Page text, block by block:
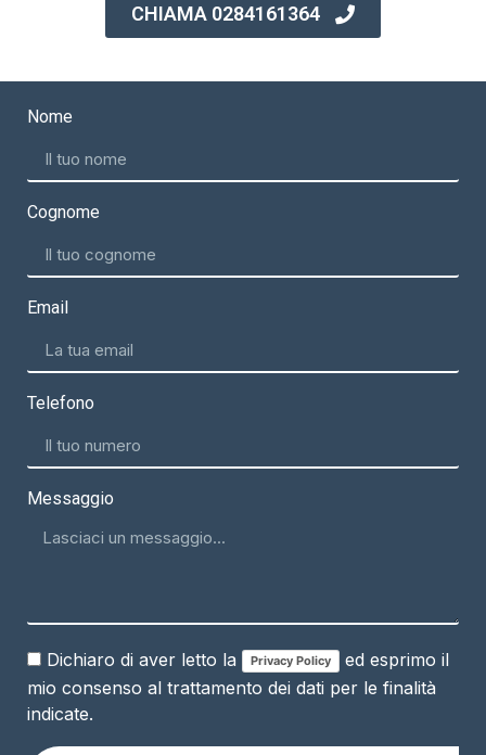
CHIAMA 0284161364
Nome
Cognome
Email
Telefono
Messaggio
Dichiaro di aver letto la Privacy Policy
ed esprimo il
mio consenso al trattamento dei dati per le finalità
indicate.